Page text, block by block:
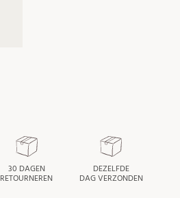
30 DAGEN
RETOURNEREN
DEZELFDE
DAG VERZONDEN